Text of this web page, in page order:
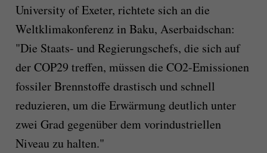
University of Exeter, richtete sich an die
Weltklimakonferenz in Baku, Aserbaidschan:
"Die Staats- und Regierungschefs, die sich auf
der COP29 treffen, müssen die CO2-Emissionen
fossiler Brennstoffe drastisch und schnell
reduzieren, um die Erwärmung deutlich unter
zwei Grad gegenüber dem vorindustriellen
Niveau zu halten."